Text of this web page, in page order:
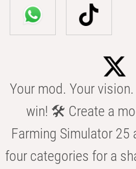
Your mod. Your
win! 🛠️ Create a
Farming Simulator 25
four categories for a